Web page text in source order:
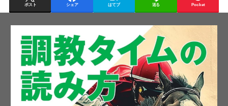
ポスト シェア はてブ 送る Pocket